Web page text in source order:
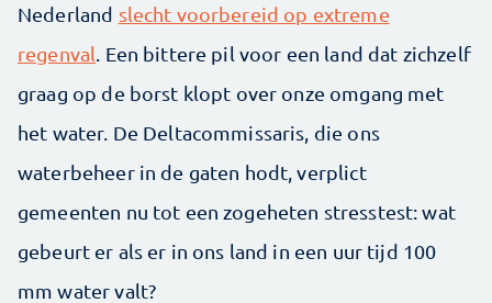
Nederland slecht voorbereid op extreme
regenval . Een bittere pil voor een land dat zichzelf
graag op de borst klopt over onze omgang met
het water. De Deltacommissaris, die ons
waterbeheer in de gaten hodt, verplict
gemeenten nu tot een zogeheten stresstest: wat
gebeurt er als er in ons land in een uur tijd 100
mm water valt?